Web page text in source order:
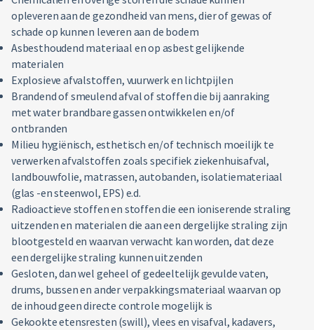
opleveren aan de gezondheid van mens, dier of gewas of
schade op kunnen leveren aan de bodem
Asbesthoudend materiaal en op asbest gelijkende
materialen
Explosieve afvalstoffen, vuurwerk en lichtpijlen
Brandend of smeulend afval of stoffen die bij aanraking
met water brandbare gassen ontwikkelen en/of
ontbranden
Milieu hygiënisch, esthetisch en/of technisch moeilijk te
verwerken afvalstoffen zoals specifiek ziekenhuisafval,
landbouwfolie, matrassen, autobanden, isolatiemateriaal
(glas -en steenwol, EPS) e.d.
Radioactieve stoffen en stoffen die een ioniserende straling
uitzenden en materialen die aan een dergelijke straling zijn
blootgesteld en waarvan verwacht kan worden, dat deze
een dergelijke straling kunnen uitzenden
Gesloten, dan wel geheel of gedeeltelijk gevulde vaten,
drums, bussen en ander verpakkingsmateriaal waarvan op
de inhoud geen directe controle mogelijk is
Gekookte etensresten (swill), vlees en visafval, kadavers,